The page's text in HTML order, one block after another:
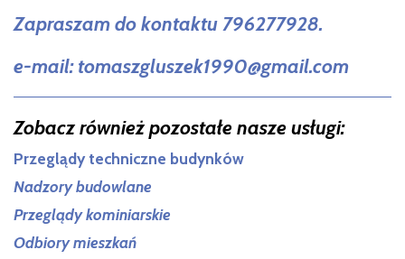
Zapraszam do kontaktu 796277928.
e-mail: tomaszgluszek1990@gmail.com
Zobacz również pozostałe nasze usługi:
Przeglądy techniczne budynków
Nadzory budowlane
Przeglądy kominiarskie
Odbiory mieszkań